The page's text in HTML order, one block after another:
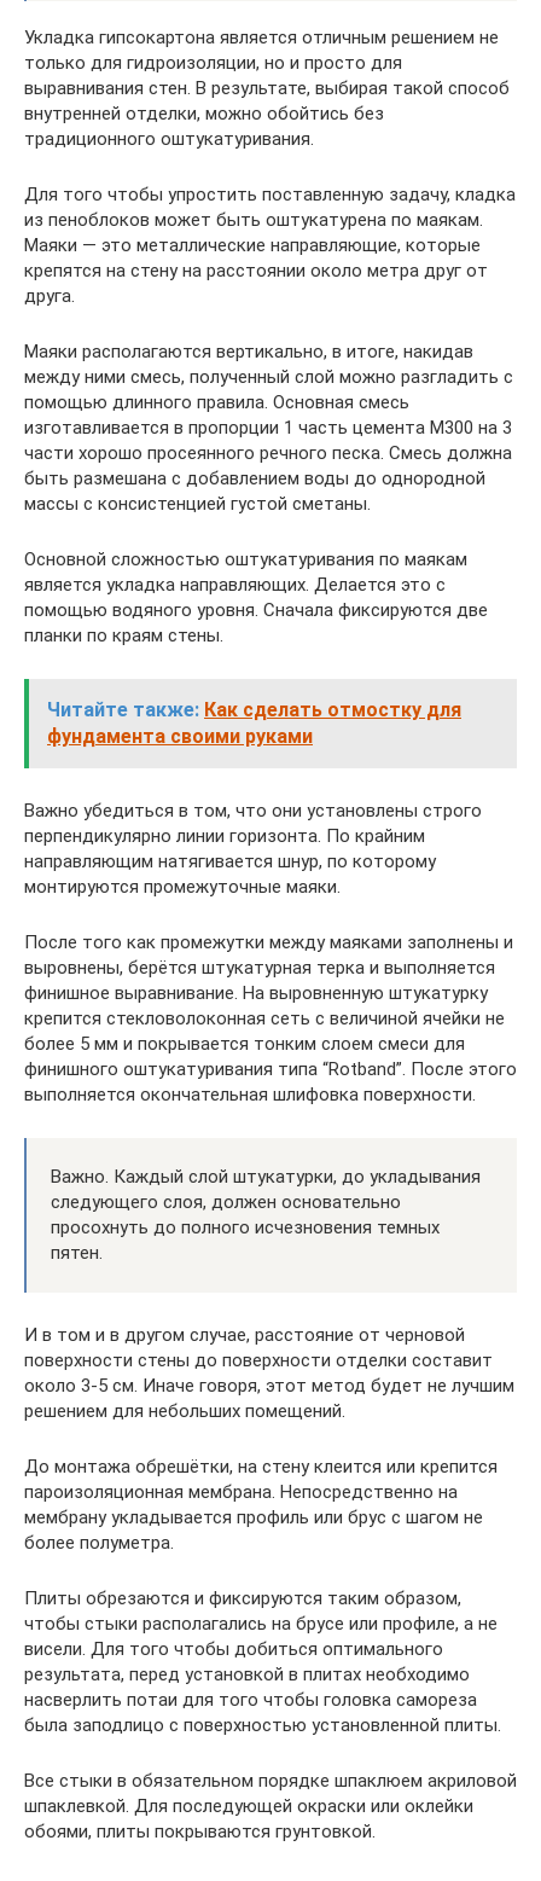
Укладка гипсокартона является отличным решением не
только для гидроизоляции, но и просто для
выравнивания стен. В результате, выбирая такой способ
внутренней отделки, можно обойтись без
традиционного оштукатуривания.
Для того чтобы упростить поставленную задачу, кладка
из пеноблоков может быть оштукатурена по маякам.
Маяки — это металлические направляющие, которые
крепятся на стену на расстоянии около метра друг от
друга.
Маяки располагаются вертикально, в итоге, накидав
между ними смесь, полученный слой можно разгладить с
помощью длинного правила. Основная смесь
изготавливается в пропорции 1 часть цемента М300 на 3
части хорошо просеянного речного песка. Смесь должна
быть размешана с добавлением воды до однородной
массы с консистенцией густой сметаны.
Основной сложностью оштукатуривания по маякам
является укладка направляющих. Делается это с
помощью водяного уровня. Сначала фиксируются две
планки по краям стены.
Читайте также: Как сделать отмостку для
фундамента своими руками
Важно убедиться в том, что они установлены строго
перпендикулярно линии горизонта. По крайним
направляющим натягивается шнур, по которому
монтируются промежуточные маяки.
После того как промежутки между маяками заполнены и
выровнены, берётся штукатурная терка и выполняется
финишное выравнивание. На выровненную штукатурку
крепится стекловолоконная сеть с величиной ячейки не
более 5 мм и покрывается тонким слоем смеси для
финишного оштукатуривания типа “Rotband”. После этого
выполняется окончательная шлифовка поверхности.
Важно. Каждый слой штукатурки, до укладывания
следующего слоя, должен основательно
просохнуть до полного исчезновения темных
пятен.
И в том и в другом случае, расстояние от черновой
поверхности стены до поверхности отделки составит
около 3-5 см. Иначе говоря, этот метод будет не лучшим
решением для небольших помещений.
До монтажа обрешётки, на стену клеится или крепится
пароизоляционная мембрана. Непосредственно на
мембрану укладывается профиль или брус с шагом не
более полуметра.
Плиты обрезаются и фиксируются таким образом,
чтобы стыки располагались на брусе или профиле, а не
висели. Для того чтобы добиться оптимального
результата, перед установкой в плитах необходимо
насверлить потаи для того чтобы головка самореза
была заподлицо с поверхностью установленной плиты.
Все стыки в обязательном порядке шпаклюем акриловой
шпаклевкой. Для последующей окраски или оклейки
обоями, плиты покрываются грунтовкой.